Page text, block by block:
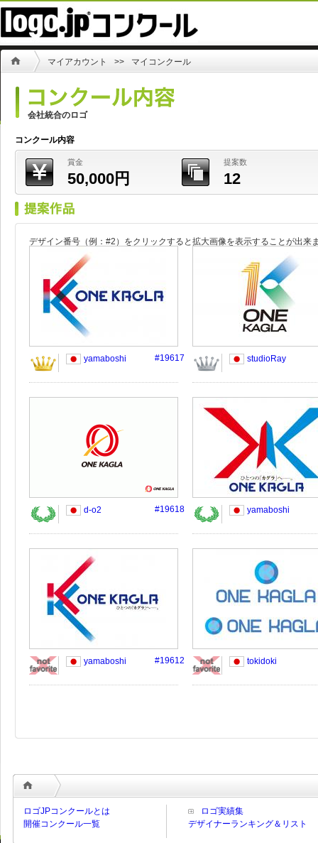
マイアカウント >> マイコンクール
会社統合のロゴ
コンクール内容
賞金
50,000円
提案数
12
デザイン番号（例：#2）をクリックすると拡大画像を表示することが出来
yamaboshi #19617 studioRay
d-o2 #19618 yamaboshi
yamaboshi #19612 tokidoki
ロゴJPコンクールとは
開催コンクール一覧
ロゴ実績集
デザイナーランキング＆リスト